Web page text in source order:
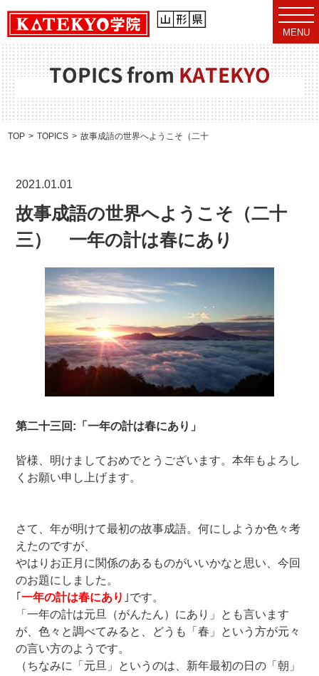
t
o
g
g
l
e
n
v
i
g
MENU
TOPICS fromKATEKYO
TOP TOPICS 故事成語の世界へようこそ（二十三） 一年の計は春にあり
2021.01.01
故事成語の世界へようこそ（二十
三） 一年の計は春にあり
第二十三回:「一年の計は春にあり 」
皆様、明けましておめでとうございます。本年もよろし
くお願い申し上げます。
さて、年が明けて最初の故事成語。何にしようか色々考
えたのですが、
やはりお正月に関係のあるものがいいかなと思い、今回
のお題にしました。
｢一年の計は春にあり ｣です。
「一年の計は元旦（がんたん）にあり」とも言います
が、色々と調べてみると、どうも「春」という方が元々
の言い方のようです。
（ちなみに「元旦」というのは、新年最初の日の「朝」